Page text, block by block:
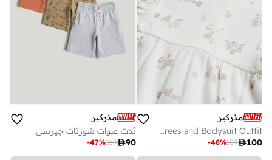
مذركير
My First Dungarees and Bodysuit Outfit
100
189
-48%
مذركير
ثلاث عبوات شورتات جيرسي
90
169
-47%